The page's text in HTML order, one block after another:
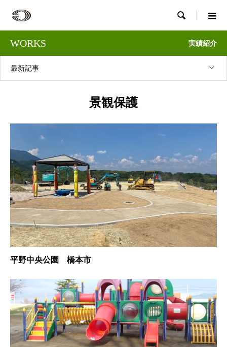

WORKS 実績紹介
最新記事
景観保護
平野中央公園 橋本市